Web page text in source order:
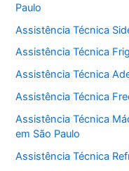
Paulo
Assistência Técnica
Assistência Técnica
Assistência Técnica
Assistência Técnica
Assistência Técnica
em São Paulo
Assistência Técnica